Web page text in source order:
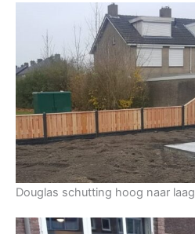
Douglas schutting hoog naar laag